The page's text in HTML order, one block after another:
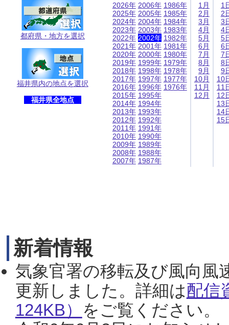
都府県・地方を選択
福井県内の地点を選択
福井県全地点
2026年
2025年
2024年
2023年
2022年
2021年
2020年
2019年
2018年
2017年
2016年
2015年
2014年
2013年
2012年
2011年
2010年
2009年
2008年
2007年
2006年
2005年
2004年
2003年
2002年
2001年
2000年
1999年
1998年
1997年
1996年
1995年
1994年
1993年
1992年
1991年
1990年
1989年
1988年
1987年
1986年
1985年
1984年
1983年
1982年
1981年
1980年
1979年
1978年
1977年
1976年
1月
2月
3月
4月
5月
6月
7月
8月
9月
10月
11月
12月
1
2
3
4
5
6
7
8
9
10
11
12
13
14
15
新着情報
気象官署の移転及び風向風
更新しました。詳細は配信
124KB） をご覧ください。